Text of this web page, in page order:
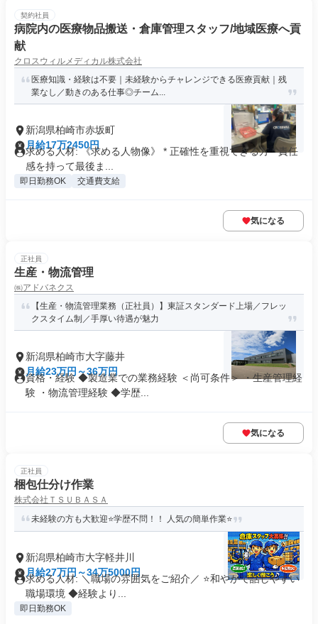
契約社員
病院内の医療物品搬送・倉庫管理スタッフ/地域医療へ貢
献
クロスウィルメディカル株式会社
医療知識・経験は不要｜未経験からチャレンジできる医療貢献｜残
業なし／動きのある仕事◎チーム...
新潟県柏崎市赤坂町
月給17万2450円
求める人材: 《求める人物像》 * 正確性を重視できる方 * 責任
感を持って最後ま...
即日勤務OK 交通費支給
気になる
正社員
生産・物流管理
㈱アドバネクス
【生産・物流管理業務（正社員）】東証スタンダード上場／フレッ
クスタイム制／手厚い待遇が魅力
新潟県柏崎市大字藤井
月給23万円～36万円
資格・経験 ◆製造業での業務経験 ＜尚可条件＞ ・生産管理経
験 ・物流管理経験 ◆学歴...
気になる
正社員
梱包仕分け作業
株式会社ＴＳＵＢＡＳＡ
未経験の方も大歓迎⭐️学歴不問！！ 人気の簡単作業⭐️
新潟県柏崎市大字軽井川
月給27万円～34万5000円
求める人材: ＼職場の雰囲気をご紹介／ ⭐和やかで話しやすい
職場環境 ◆経験より...
即日勤務OK